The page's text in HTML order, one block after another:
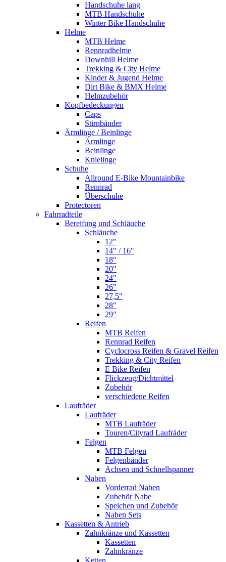
Handschuhe lang
MTB Handschuhe
Winter Bike Handschuhe
Helme
MTB Helme
Rennradhelme
Downhill Helme
Trekking & City Helme
Kinder & Jugend Helme
Dirt Bike & BMX Helme
Helmzubehör
Kopfbedeckungen
Caps
Stirnbänder
Ärmlinge / Beinlinge
Ärmlinge
Beinlinge
Knielinge
Schuhe
Allround E-Bike Mountainbike
Rennrad
Überschuhe
Protectoren
Fahrradteile
Bereifung und Schläuche
Schläuche
12"
14" / 16"
18"
20"
24"
26"
27,5"
28"
29"
Reifen
MTB Reifen
Rennrad Reifen
Cyclocross Reifen & Gravel Reifen
Trekking & City Reifen
E Bike Reifen
Flickzeug/Dichtmittel
Zubehör
verschiedene Reifen
Laufräder
Laufräder
MTB Laufräder
Touren/Cityrad Laufräder
Felgen
MTB Felgen
Felgenbänder
Achsen und Schnellspanner
Naben
Vorderrad Naben
Zubehör Nabe
Speichen und Zubehör
Naben Sets
Kassetten & Antrieb
Zahnkränze und Kassetten
Kassetten
Zahnkränze
Ketten